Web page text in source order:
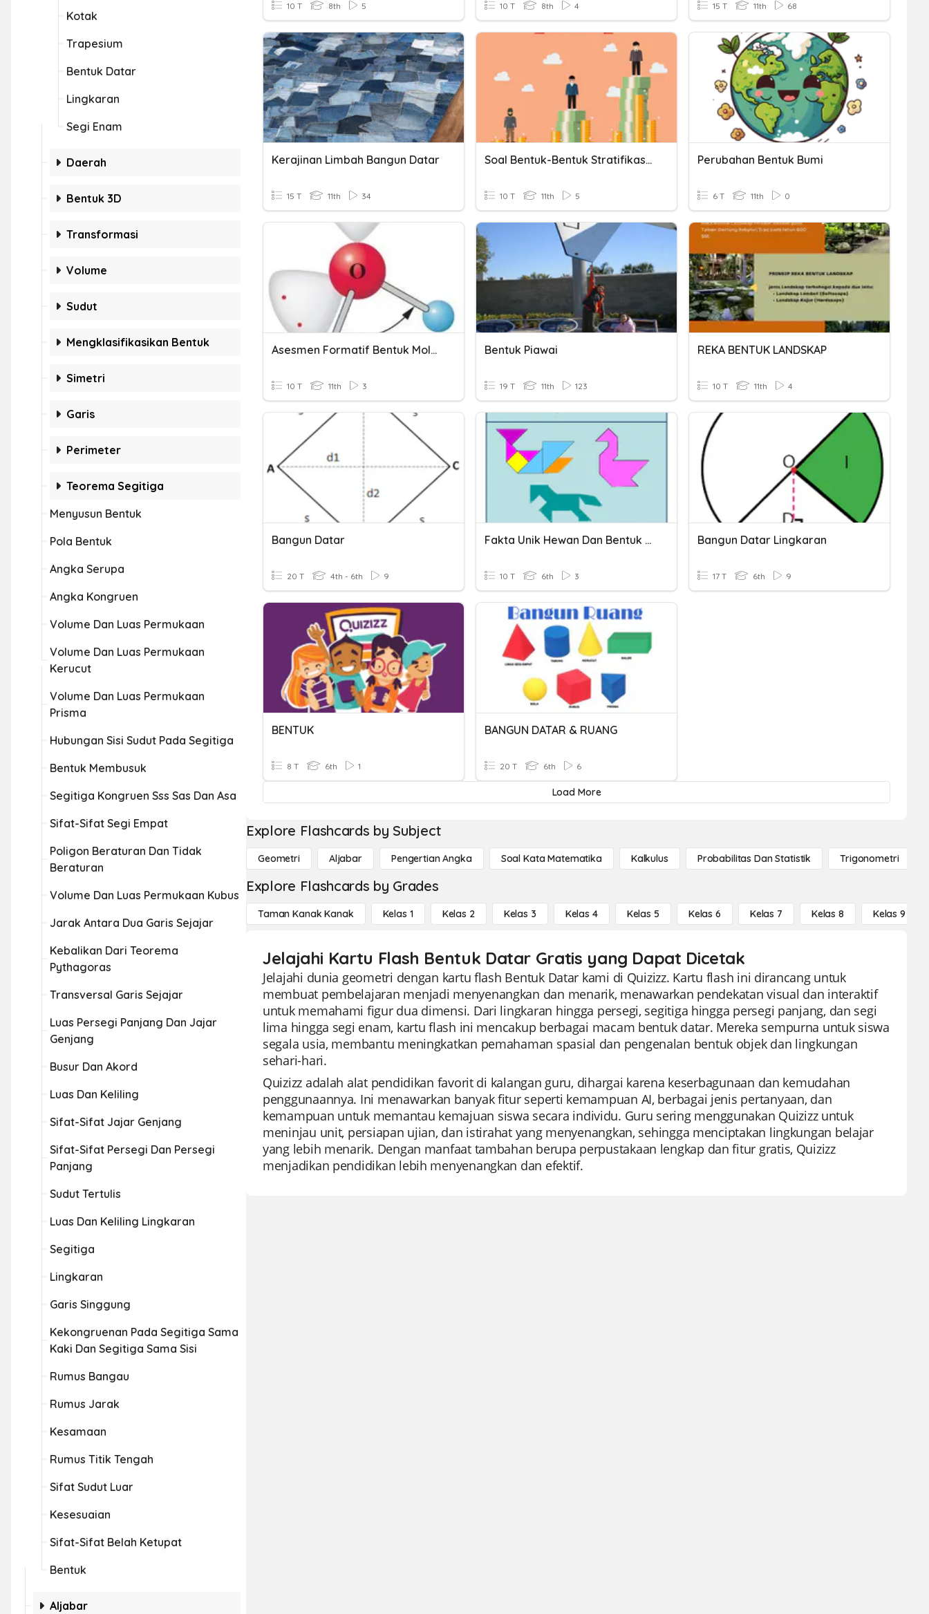
Kotak
Trapesium
Bentuk Datar
Lingkaran
Segi Enam
Daerah
Bentuk 3D
Transformasi
Volume
Sudut
Mengklasifikasikan Bentuk
Simetri
Garis
Perimeter
Teorema Segitiga
Menyusun Bentuk
Pola Bentuk
Angka Serupa
Angka Kongruen
Volume Dan Luas Permukaan
Volume Dan Luas Permukaan
Kerucut
Volume Dan Luas Permukaan
Prisma
Hubungan Sisi Sudut Pada Segitiga
Bentuk Membusuk
Segitiga Kongruen Sss Sas Dan Asa
Sifat-Sifat Segi Empat
Poligon Beraturan Dan Tidak
Beraturan
Volume Dan Luas Permukaan Kubus
Jarak Antara Dua Garis Sejajar
Kebalikan Dari Teorema
Pythagoras
Transversal Garis Sejajar
Luas Persegi Panjang Dan Jajar
Genjang
Busur Dan Akord
Luas Dan Keliling
Sifat-Sifat Jajar Genjang
Sifat-Sifat Persegi Dan Persegi
Panjang
Sudut Tertulis
Luas Dan Keliling Lingkaran
Segitiga
Lingkaran
Garis Singgung
Kekongruenan Pada Segitiga Sama
Kaki Dan Segitiga Sama Sisi
Rumus Bangau
Rumus Jarak
Kesamaan
Rumus Titik Tengah
Sifat Sudut Luar
Kesesuaian
Sifat-Sifat Belah Ketupat
Bentuk
Aljabar
10 T 8th 5 10 T 8th 4 15 T 11th 68
Kerajinan Limbah Bangun Datar
15 T 11th 34
Soal Bentuk-Bentuk Stratifikasi Sosial
10 T 11th 5
Perubahan Bentuk Bumi
6 T 11th 0
Asesmen Formatif Bentuk Molekull
10 T 11th 3
Bentuk Piawai
19 T 11th 123
REKA BENTUK LANDSKAP
10 T 11th 4
Bangun Datar
20 T 4th - 6th 9
Fakta Unik Hewan Dan Bentuk Bangun Datar
10 T 6th 3
Bangun Datar Lingkaran
17 T 6th 9
BENTUK
8 T 6th 1
BANGUN DATAR & RUANG
20 T 6th 6
Load More
Explore Flashcards by Subject
Geometri Aljabar Pengertian Angka Soal Kata Matematika Kalkulus Probabilitas Dan Statistik Trigonometri
Explore Flashcards by Grades
Taman Kanak Kanak Kelas 1 Kelas 2 Kelas 3 Kelas 4 Kelas 5 Kelas 6 Kelas 7 Kelas 8 Kelas 9
Jelajahi Kartu Flash Bentuk Datar Gratis yang Dapat Dicetak
Jelajahi dunia geometri dengan kartu flash Bentuk Datar kami di Quizizz. Kartu flash ini dirancang untuk
membuat pembelajaran menjadi menyenangkan dan menarik, menawarkan pendekatan visual dan interaktif
untuk memahami figur dua dimensi. Dari lingkaran hingga persegi, segitiga hingga persegi panjang, dan segi
lima hingga segi enam, kartu flash ini mencakup berbagai macam bentuk datar. Mereka sempurna untuk siswa
segala usia, membantu meningkatkan pemahaman spasial dan pengenalan bentuk objek dan lingkungan
sehari-hari.
Quizizz adalah alat pendidikan favorit di kalangan guru, dihargai karena keserbagunaan dan kemudahan
penggunaannya. Ini menawarkan banyak fitur seperti kemampuan AI, berbagai jenis pertanyaan, dan
kemampuan untuk memantau kemajuan siswa secara individu. Guru sering menggunakan Quizizz untuk
meninjau unit, persiapan ujian, dan istirahat yang menyenangkan, sehingga menciptakan lingkungan belajar
yang lebih menarik. Dengan manfaat tambahan berupa perpustakaan lengkap dan fitur gratis, Quizizz
menjadikan pendidikan lebih menyenangkan dan efektif.